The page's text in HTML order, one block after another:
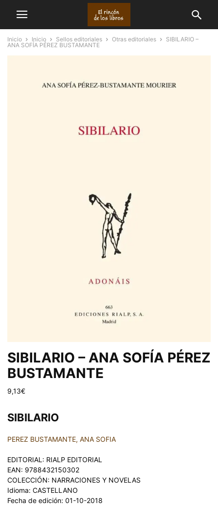
Inicio Inicio Sellos editoriales Otras editoriales
SIBILARIO –
ANA SOFÍA PÉREZ BUSTAMANTE
SIBILARIO – ANA SOFÍA PÉREZ
BUSTAMANTE
9,13€
SIBILARIO
PEREZ BUSTAMANTE, ANA SOFIA
EDITORIAL: RIALP EDITORIAL
EAN: 9788432150302
COLECCIÓN: NARRACIONES Y NOVELAS
Idioma: CASTELLANO
Fecha de edición: 01-10-2018